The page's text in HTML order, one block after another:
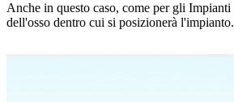
Anche in questo caso, come per gli
dell'osso dentro cui si posizionerà